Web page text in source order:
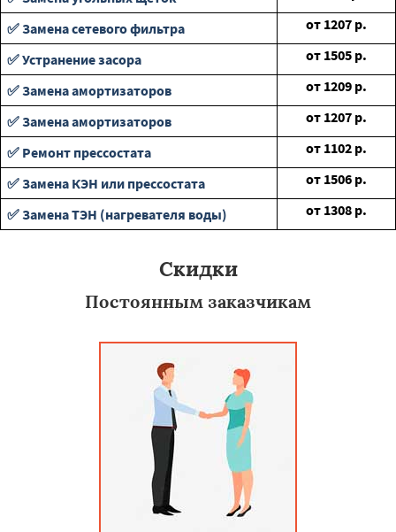
✅ Замена сетевого фильтра
от 1207 р.
✅ Устранение засора
от 1505 р.
✅ Замена амортизаторов
от 1209 р.
✅ Замена амортизаторов
от 1207 р.
✅ Ремонт прессостата
от 1102 р.
✅ Замена КЭН или прессостата
от 1506 р.
✅ Замена ТЭН (нагревателя воды)
от 1308 р.
Скидки
Постоянным заказчикам